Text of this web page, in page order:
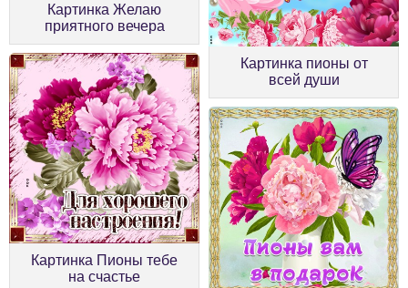
Картинка Желаю
приятного вечера
Картинка пионы от
всей души
Картинка Пионы тебе
на счастье